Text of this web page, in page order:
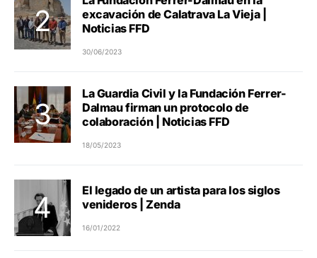
excavación de Calatrava La Vieja |
Noticias FFD
30/06/2023
La Guardia Civil y la Fundación Ferrer-
Dalmau firman un protocolo de
colaboración | Noticias FFD
18/05/2023
El legado de un artista para los siglos
venideros | Zenda
16/01/2022